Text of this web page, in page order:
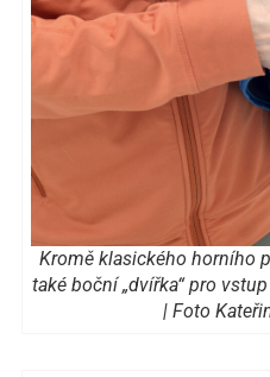
Kromě klasického horního
také boční „dvířka“ pro
| Foto